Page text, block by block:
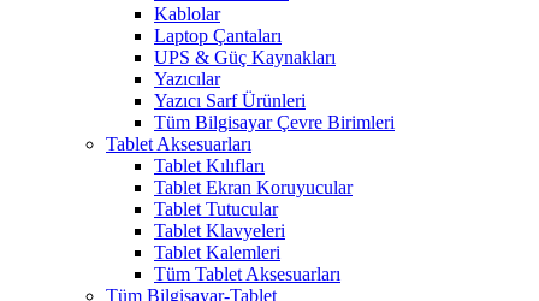
Kablolar
Laptop Çantaları
UPS & Güç Kaynakları
Yazıcılar
Yazıcı Sarf Ürünleri
Tüm Bilgisayar Çevre Birimleri
Tablet Aksesuarları
Tablet Kılıfları
Tablet Ekran Koruyucular
Tablet Tutucular
Tablet Klavyeleri
Tablet Kalemleri
Tüm Tablet Aksesuarları
Tüm Bilgisayar-Tablet